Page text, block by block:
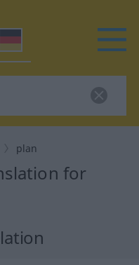
plan
for